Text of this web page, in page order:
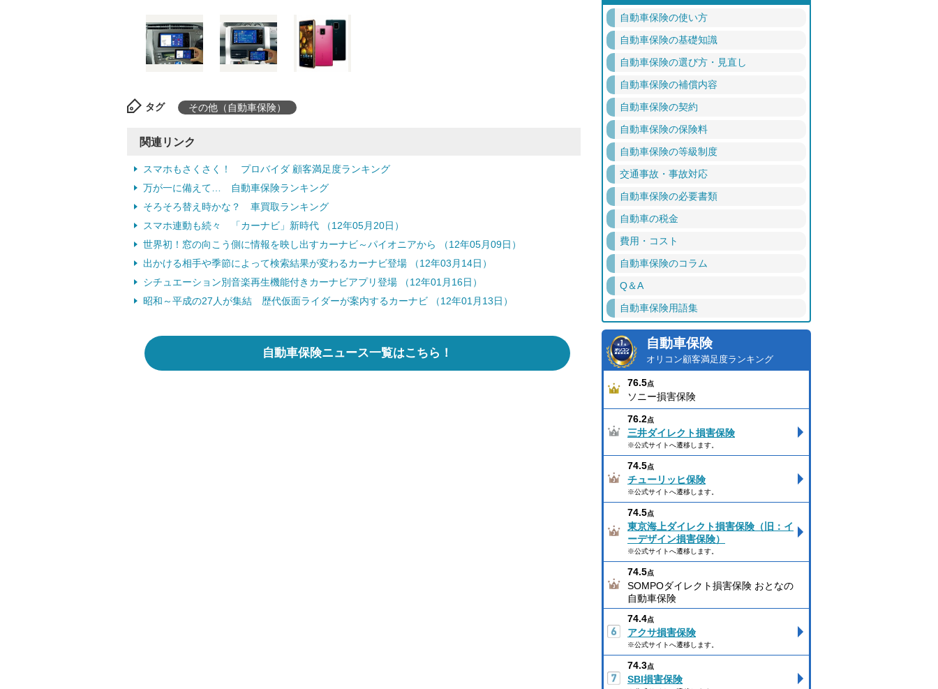
タグ その他（自動車保険）
関連リンク
スマホもさくさく！ プロバイダ 顧客満足度ランキング
万が一に備えて… 自動車保険ランキング
そろそろ替え時かな？ 車買取ランキング
スマホ連動も続々 「カーナビ」新時代 （12年05月20日）
世界初！窓の向こう側に情報を映し出すカーナビ～パイオニアから （12年05月09日）
出かける相手や季節によって検索結果が変わるカーナビ登場 （12年03月14日）
シチュエーション別音楽再生機能付きカーナビアプリ登場 （12年01月16日）
昭和～平成の27人が集結 歴代仮面ライダーが案内するカーナビ （12年01月13日）
自動車保険ニュース一覧はこちら！
自動車保険の使い方
自動車保険の基礎知識
自動車保険の選び方・見直し
自動車保険の補償内容
自動車保険の契約
自動車保険の保険料
自動車保険の等級制度
交通事故・事故対応
自動車保険の必要書類
自動車の税金
費用・コスト
自動車保険のコラム
Q＆A
自動車保険用語集
自動車保険
オリコン顧客満足度ランキング
76.5点
ソニー損害保険
76.2点
三井ダイレクト損害保険
※公式サイトへ遷移します。
74.5点
チューリッヒ保険
※公式サイトへ遷移します。
74.5点
東京海上ダイレクト損害保険（旧：イ
ーデザイン損害保険）
※公式サイトへ遷移します。
74.5点
SOMPOダイレクト損害保険 おとなの
自動車保険
74.4点
アクサ損害保険
※公式サイトへ遷移します。
74.3点
SBI損害保険